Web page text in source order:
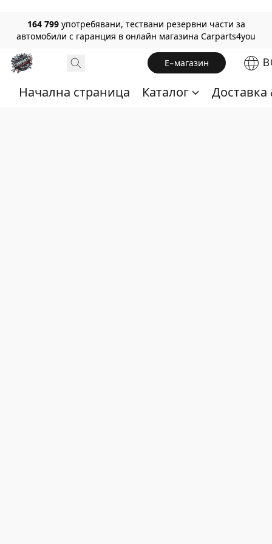
164 799 употребявани, тествани резервни части за
автомобили с гаранция в онлайн магазина Carparts4you
Е-магазин
Начална страница Каталог Доставка